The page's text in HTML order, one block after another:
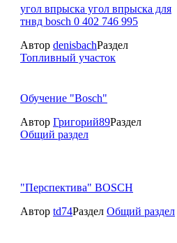
угол впрыска угол впрыска для
тнвд bosch 0 402 746 995
Автор denisbachРаздел
Топливный участок
Обучение "Bosch"
Автор Григорий89Раздел
Общий раздел
"Перспектива" BOSCH
Автор td74Раздел Общий раздел